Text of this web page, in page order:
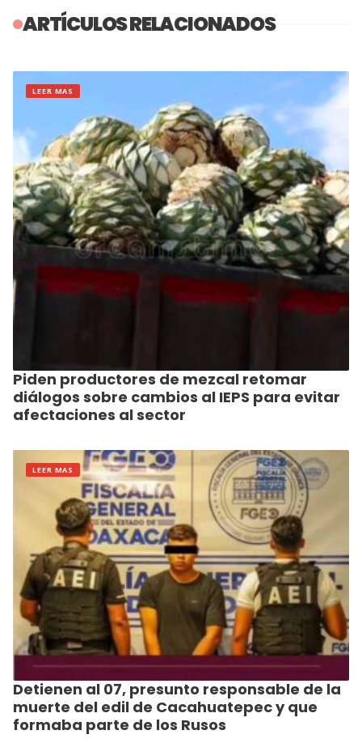
ARTÍCULOS RELACIONADOS
LEER MAS
Piden productores de mezcal retomar
diálogos sobre cambios al IEPS para evitar
afectaciones al sector
LEER MAS
Detienen al 07, presunto responsable de la
muerte del edil de Cacahuatepec y que
formaba parte de los Rusos